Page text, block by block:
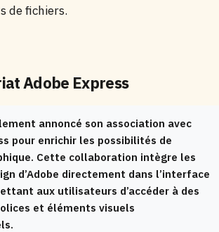
de fichiers.
Adobe Express
annoncé son association avec
pour enrichir les possibilités de
Cette collaboration intègre les
d’Adobe directement dans l’interface
aux utilisateurs d’accéder à des
et éléments visuels